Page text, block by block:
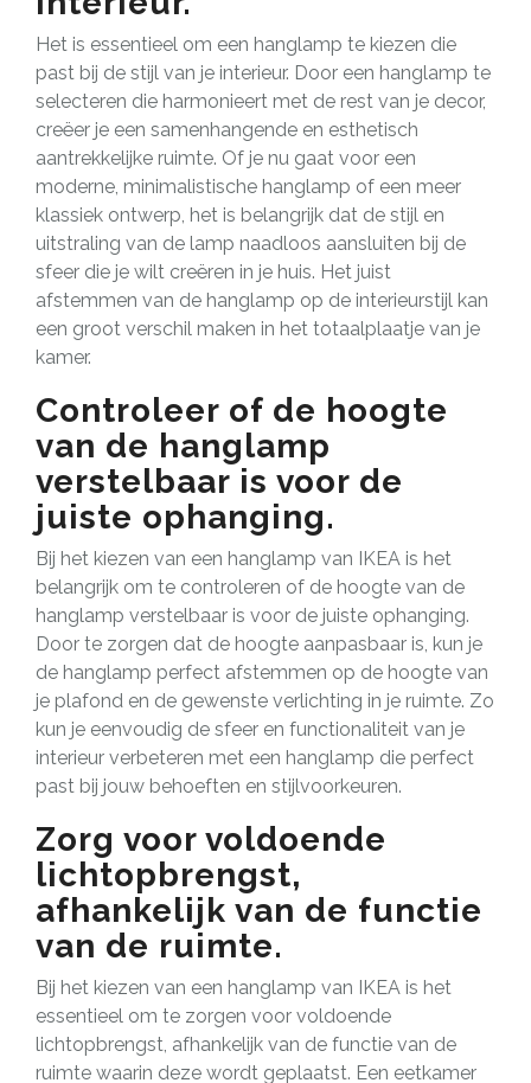
Het is essentieel om een hanglamp te kiezen die
past bij de stijl van je interieur. Door een hanglamp te
selecteren die harmonieert met de rest van je decor,
creëer je een samenhangende en esthetisch
aantrekkelijke ruimte. Of je nu gaat voor een
moderne, minimalistische hanglamp of een meer
klassiek ontwerp, het is belangrijk dat de stijl en
uitstraling van de lamp naadloos aansluiten bij de
sfeer die je wilt creëren in je huis. Het juist
afstemmen van de hanglamp op de interieurstijl kan
een groot verschil maken in het totaalplaatje van je
kamer.
Controleer of de hoogte
van de hanglamp
verstelbaar is voor de
juiste ophanging.
Bij het kiezen van een hanglamp van IKEA is het
belangrijk om te controleren of de hoogte van de
hanglamp verstelbaar is voor de juiste ophanging.
Door te zorgen dat de hoogte aanpasbaar is, kun je
de hanglamp perfect afstemmen op de hoogte van
je plafond en de gewenste verlichting in je ruimte. Zo
kun je eenvoudig de sfeer en functionaliteit van je
interieur verbeteren met een hanglamp die perfect
past bij jouw behoeften en stijlvoorkeuren.
Zorg voor voldoende
lichtopbrengst,
afhankelijk van de functie
van de ruimte.
Bij het kiezen van een hanglamp van IKEA is het
essentieel om te zorgen voor voldoende
lichtopbrengst, afhankelijk van de functie van de
ruimte waarin deze wordt geplaatst. Een eetkamer